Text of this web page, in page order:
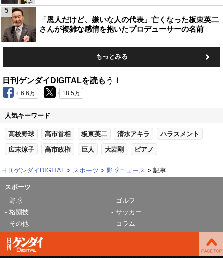
「恩人だけど、嫌いな人の代表」亡くなった板東英二
さんが複雑な感情を抱いたプロデューサーの名前
5
もっとみる
日刊ゲンダイDIGITALを読もう！
6.6万 18.5万
人気キーワード
高校野球 高市首相 板東英二 清水アキラ ハラスメント
広末涼子 高市政権 巨人 大岩剛 ピアノ
日刊ゲンダイDIGITAL スポーツ 野球ニュース 記事
スポーツ
野球
ゴルフ
格闘技
サッカー
その他
コラム